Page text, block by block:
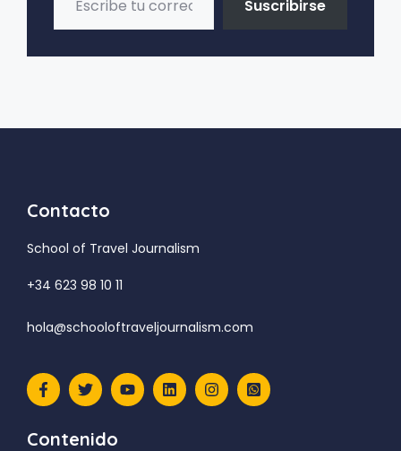
Suscribirse
Contacto
School of Travel Journalism
+34 623 98 10 11
hola@schooloftraveljournalism.com
Contenido